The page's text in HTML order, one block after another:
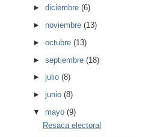
►diciembre(6)
►noviembre(13)
►octubre(13)
►septiembre(18)
►julio(8)
►junio(8)
▼mayo(9)
Resaca electoral